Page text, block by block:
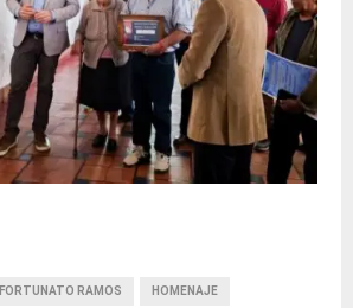
FORTUNATO RAMOS HOMENAJE